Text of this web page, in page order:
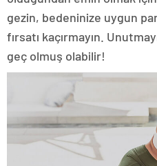
gezin, bedeninize uygun
fırsatı kaçırmayın.
geç olmuş olabilir!